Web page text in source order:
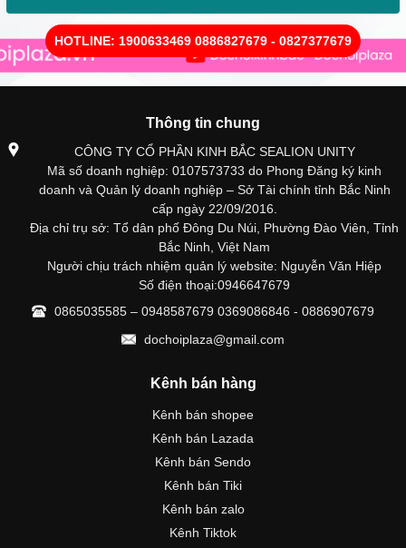
HOTLINE: 1900633469 0886827679 - 0827377679
Thông tin chung
CÔNG TY CỔ PHẦN KINH BẮC SEALION UNITY
Mã số doanh nghiệp: 0107573733 do Phong Đăng ký kinh
doanh và Quản lý doanh nghiệp – Sở Tài chính tỉnh Bắc Ninh
cấp ngày 22/09/2016.
Địa chỉ trụ sở: Tổ dân phố Đông Du Núi, Phường Đào Viên, Tỉnh
Bắc Ninh, Việt Nam
Người chịu trách nhiệm quản lý website: Nguyễn Văn Hiệp
Số điện thoại:0946647679
0865035585 – 0948587679 0369086846 - 0886907679
dochoiplaza@gmail.com
Kênh bán hàng
Kênh bán shopee
Kênh bán Lazada
Kênh bán Sendo
Kênh bán Tiki
Kênh bán zalo
Kênh Tiktok